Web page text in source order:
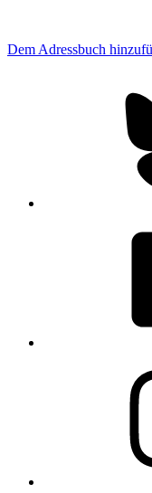
Dem Adressbuch